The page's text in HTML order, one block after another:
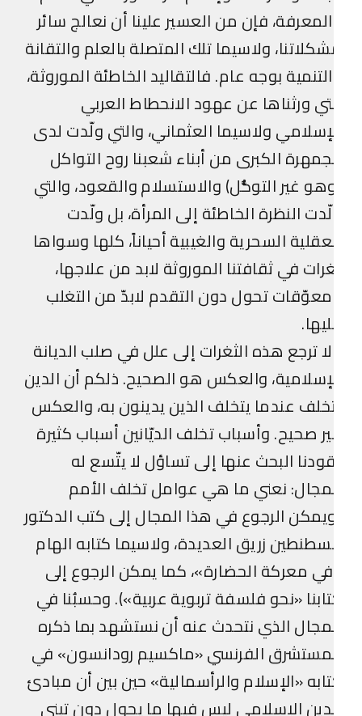
فإن من العسير علينا أن نعالج سائر
ولاسيما تلك المتصلة بالعلم والتقانة
بوجه عام. فالتقاليد الخاطئة الموروثة،
ورثناها عن عهود الانحطاط العربي
ولاسيما العثماني، والتي ولّدت لدى
الكبرى من أبناء شعبنا روح التواكل
غير التوكُّل) والاستسلام والقعود، والتي
النظرة الخاطئة إلى المرأة، بل ولّدت
السحرية والغيبية أحياناً، كلها وسواها
في ثقافتنا الموروثة لابد من علاجها،
تحول دون التقدم لابدّ من التغلب
ترجع هذه الثغرات إلى علل في صلب الديانة
والعكس هو الصحيح. ذلكم أن الدين
عندما يتخلف الذين يدينون به، والعكس
صحيح. وأسباب تخلف الديّانين أسباب كثيرة
البحث عنها إلى تساؤل لا يتّسع له
نعني ما هي عوامل تخلف الأمم
الرجوع في هذا المجال إلى كتب الدكتور
زريق العديدة، ولاسيما كتابه الهام
معركة الحضارة»، كما يمكن الرجوع إلى
«نحو فلسفة تربوية عربية»). وحسبُنا في
الذي نتحدث عنه أن نستشهد بما ذكره
الفرنسي «ماكسيم رودانسون» في
«الإسلام والرأسمالية» حين بين أن مبادئ
الإسلامي ليس فيها ما يحول دون تبني